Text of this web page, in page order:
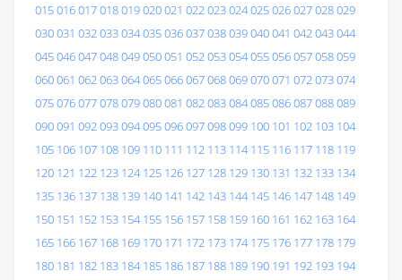
015016017018019020021 022023024025026027028029
030031 032033034035036037038039040041 042043044
045046047048049050051 052053054055056057058059
060061 062063064065066067068069070071 072073074
075076077078079080081 082083084085086087088089
090091 092093094095096097098099 100 101 102 103 104
105 106 107 108 109 110 111 112 113 114 115 116 117 118 119
120 121 122 123 124 125 126 127 128 129 130 131 132 133 134
135 136 137 138 139 140 141 142 143 144 145 146 147 148 149
150 151 152 153 154 155 156 157 158 159 160 161 162 163 164
165 166 167 168 169 170 171 172 173 174 175 176 177 178 179
180 181 182 183 184 185 186 187 188 189 190 191 192 193 194